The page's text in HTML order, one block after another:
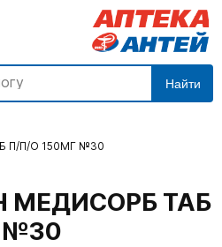
Найти
П/П/О 150МГ №30
МЕДИСОРБ ТАБ
№30